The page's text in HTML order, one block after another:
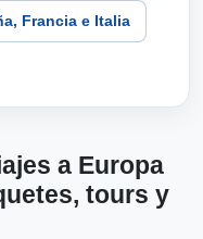
Francia e Italia
a Europa
tours y